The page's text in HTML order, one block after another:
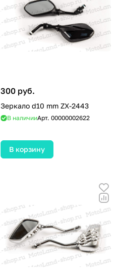
300 руб.
Зеркало d10 mm ZX-2443
В наличииАрт. 00000002622
В корзину